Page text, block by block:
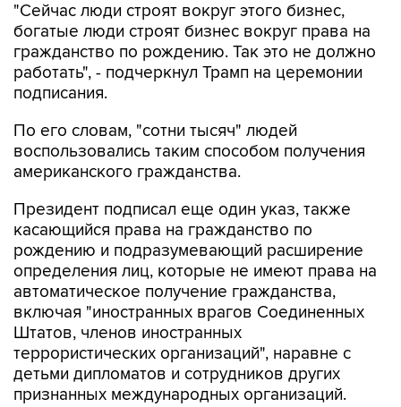
"Сейчас люди строят вокруг этого бизнес,
богатые люди строят бизнес вокруг права на
гражданство по рождению. Так это не должно
работать", - подчеркнул Трамп на церемонии
подписания.
По его словам, "сотни тысяч" людей
воспользовались таким способом получения
американского гражданства.
Президент подписал еще один указ, также
касающийся права на гражданство по
рождению и подразумевающий расширение
определения лиц, которые не имеют права на
автоматическое получение гражданства,
включая "иностранных врагов Соединенных
Штатов, членов иностранных
террористических организаций", наравне с
детьми дипломатов и сотрудников других
признанных международных организаций.